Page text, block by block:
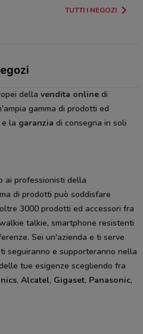
TUTTI I NEGOZI
della vendita online di
gamma di prodotti ed
la garanzia di consegna in soli
ai professionisti della
di prodotti può soddisfare
3000 prodotti ed accessori fra
talkie, smartphone resistenti
Sei un'azienda e ti serve
ti seguiranno e supporteranno nella
tue esigenze scegliendo fra
, Alcatel, Gigaset, Panasonic,